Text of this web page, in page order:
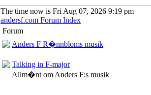
The time now is Fri Aug 07, 2026 9:19 pm
andersf.com Forum Index
Forum
Anders F R�nnbloms musik
Talking in F-major
Allm�nt om Anders F:s musik